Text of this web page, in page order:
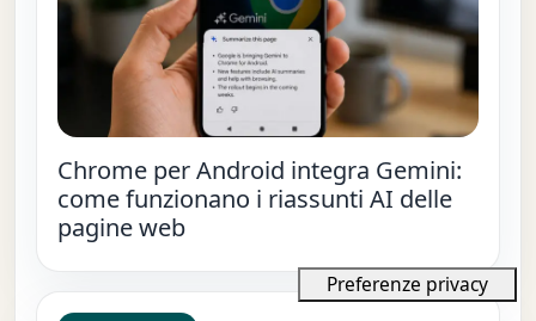
Chrome per Android integra Gemini:
come funzionano i riassunti AI delle
pagine web